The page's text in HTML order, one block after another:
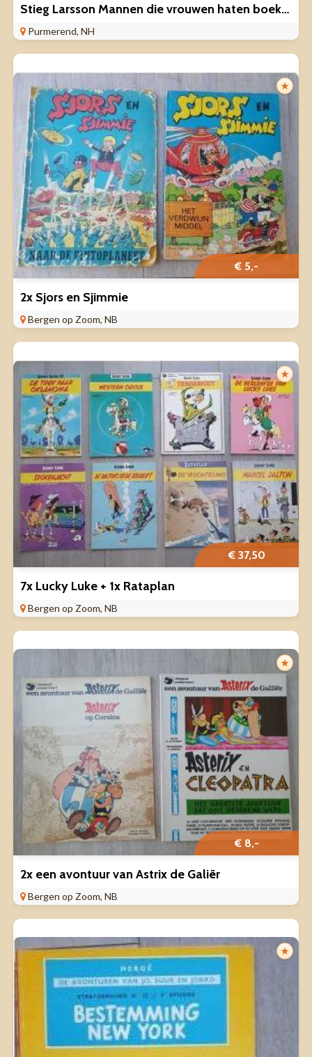
Stieg Larsson Mannen die vrouwen haten boek 2009 ZGAN
Purmerend, NH
★
€ 5,-
2x Sjors en Sjimmie
Bergen op Zoom, NB
★
€ 37,50
7x Lucky Luke + 1x Rataplan
Bergen op Zoom, NB
★
€ 8,-
2x een avontuur van Astrix de Galiër
Bergen op Zoom, NB
★